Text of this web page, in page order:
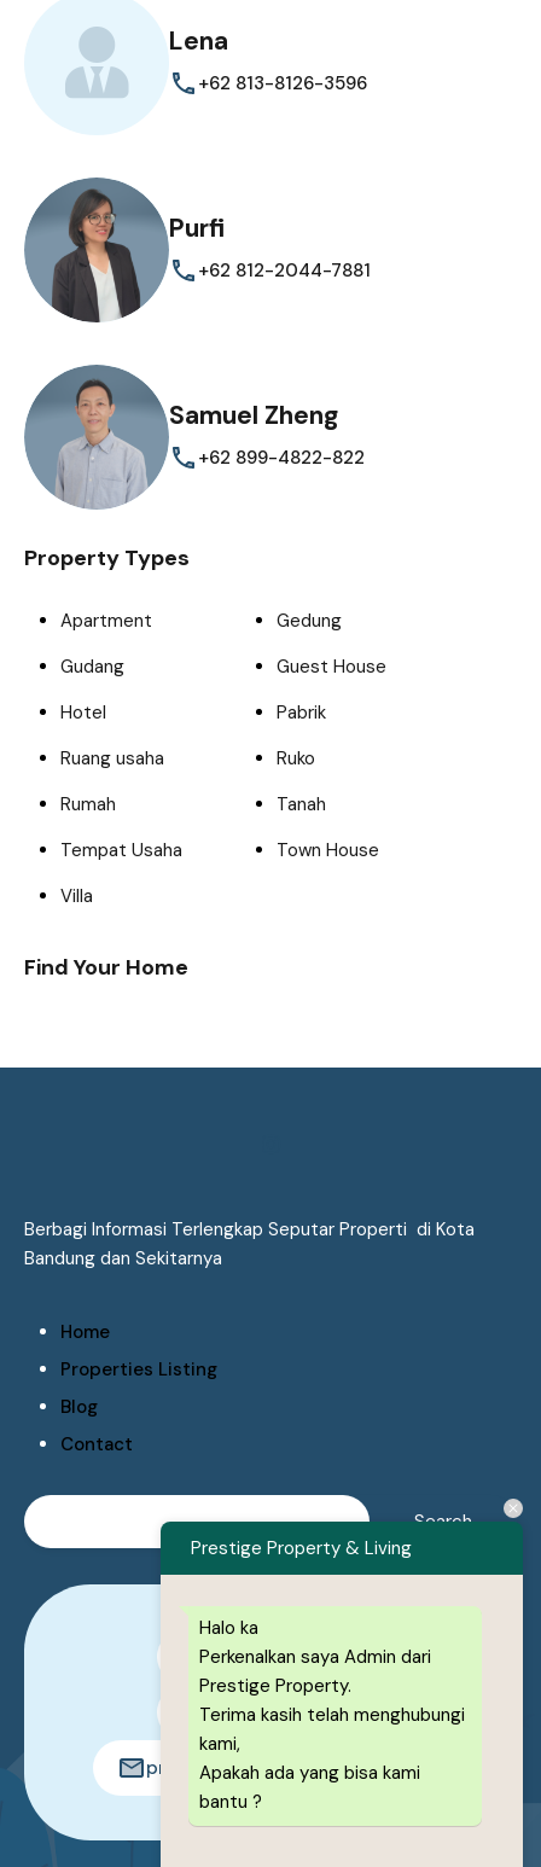
Lena
+62 813-8126-3596
Purfi
+62 812-2044-7881
Samuel Zheng
+62 899-4822-822
Property Types
Apartment
Gedung
Gudang
Guest House
Hotel
Pabrik
Ruang usaha
Ruko
Rumah
Tanah
Tempat Usaha
Town House
Villa
Find Your Home
Berbagi Informasi Terlengkap Seputar Properti di Kota
Bandung dan Sekitarnya
Home
Properties Listing
Blog
Contact
0878-1222-8443
0878-1222-8443
prestigeproperty.id@gmail.com
Prestige Property & Living
Halo ka
Perkenalkan saya Admin dari
Prestige Property.
Terima kasih telah menghubungi
kami,
Apakah ada yang bisa kami
bantu ?